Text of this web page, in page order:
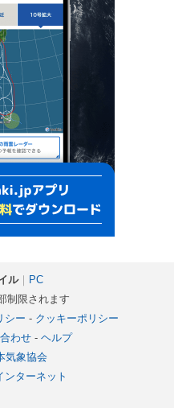
ル｜ PC
制限されます
シー - クッキーポリシー
わせ- ヘルプ
気象協会
ンターネット